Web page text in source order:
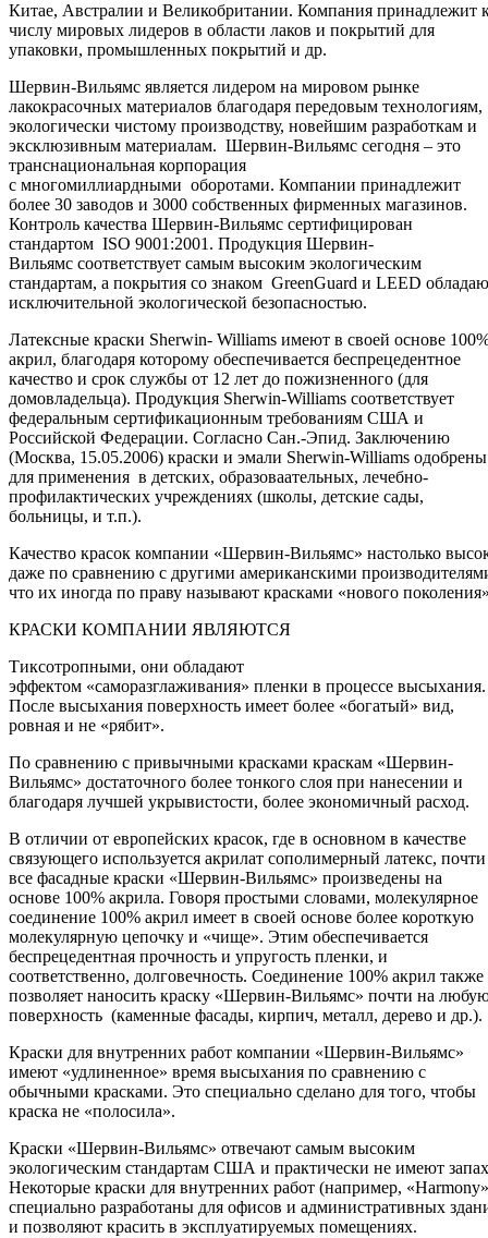
Китае, Австралии и Великобритании. Компания принадлежит
числу мировых лидеров в области лаков и покрытий для
упаковки, промышленных покрытий и др.
Шервин-Вильямс является лидером на мировом рынке
лакокрасочных материалов благодаря передовым технологиям,
экологически чистому производству, новейшим разработкам и
эксклюзивным материалам. Шервин-Вильямс сегодня – это
транснациональная корпорация
с многомиллиардными оборотами. Компании принадлежит
более 30 заводов и 3000 собственных фирменных магазинов.
Контроль качества Шервин-Вильямс сертифицирован
стандартом ISO 9001:2001. Продукция Шервин-
Вильямс соответствует самым высоким экологическим
стандартам, а покрытия со знаком GreenGuard и LEED
исключительной экологической безопасностью.
Латексные краски Sherwin- Williams имеют в своей основе
акрил, благодаря которому обеспечивается беспрецедентное
качество и срок службы от 12 лет до пожизненного (для
домовладельца). Продукция Sherwin-Williams соответствует
федеральным сертификационным требованиям США и
Российской Федерации. Согласно Сан.-Эпид. Заключению
(Москва, 15.05.2006) краски и эмали Sherwin-Williams одобрены
для применения в детских, образоваательных, лечебно-
профилактических учреждениях (школы, детские сады,
больницы, и т.п.).
Качество красок компании «Шервин-Вильямс» настолько
даже по сравнению с другими американскими
что их иногда по праву называют красками «нового
КРАСКИ КОМПАНИИ ЯВЛЯЮТСЯ
Тиксотропными, они обладают
эффектом «саморазглаживания» пленки в процессе высыхания.
После высыхания поверхность имеет более «богатый» вид,
ровная и не «рябит».
По сравнению с привычными красками краскам «Шервин-
Вильямс» достаточного более тонкого слоя при нанесении и
благодаря лучшей укрывистости, более экономичный расход.
В отличии от европейских красок, где в основном в качестве
связующего используется акрилат сополимерный латекс, почти
все фасадные краски «Шервин-Вильямс» произведены на
основе 100% акрила. Говоря простыми словами, молекулярное
соединение 100% акрил имеет в своей основе более короткую
молекулярную цепочку и «чище». Этим обеспечивается
беспрецедентная прочность и упругость пленки, и
соответственно, долговечность. Соединение 100% акрил также
позволяет наносить краску «Шервин-Вильямс» почти на
поверхность (каменные фасады, кирпич, металл, дерево и др.).
Краски для внутренних работ компании «Шервин-Вильямс»
имеют «удлиненное» время высыхания по сравнению с
обычными красками. Это специально сделано для того, чтобы
краска не «полосила».
Краски «Шервин-Вильямс» отвечают самым высоким
экологическим стандартам США и практически не имеют
Некоторые краски для внутренних работ (например,
специально разработаны для офисов и административных
и позволяют красить в эксплуатируемых помещениях.